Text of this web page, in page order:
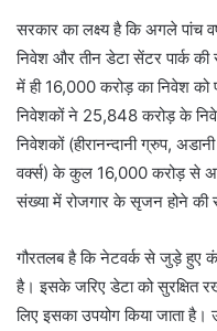
सरकार का लक्ष्य है कि अगले पांच
निवेश और तीन डेटा सेंटर पार्क की
में ही 16,000 करोड़ का निवेश को
निवेशकों ने 25,848 करोड़ के
निवेशकों (हीरानन्दानी ग्रुप,
वर्क्स) के कुल 16,000 करोड़ से
संख्या में रोजगार के सृजन होने की
गौरतलब है कि नेटवर्क से जुड़े हुए
है। इसके जरिए डेटा को सुरक्षित
लिए इसका उपयोग किया जाता